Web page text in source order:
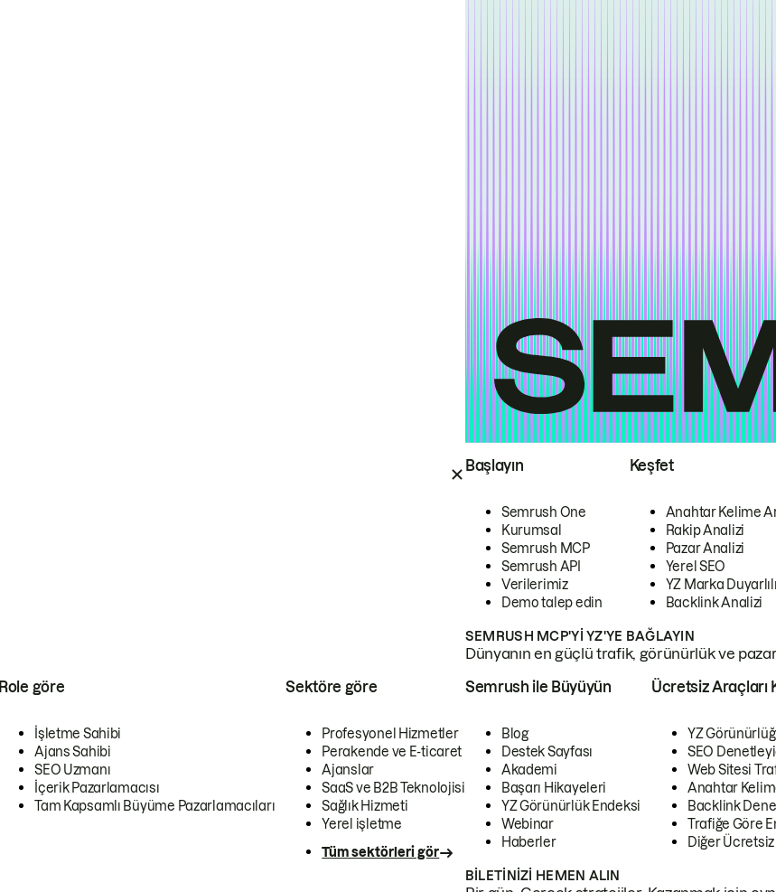
Başlayın
Semrush One
Kurumsal
Semrush MCP
Semrush API
Verilerimiz
Demo talep edin
Keşfet
Anahtar Kelime
Rakip Analizi
Pazar Analizi
Yerel SEO
YZ Marka
Backlink Analizi
SEMRUSH MCP'YI YZ'YE BAĞLAYIN
Dünyanın en güçlü trafik, görünürlük ve
Role göre
İşletme Sahibi
Ajans Sahibi
SEO Uzmanı
İçerik Pazarlamacısı
Tam Kapsamlı Büyüme Pazarlamacıları
Sektöre göre
Profesyonel Hizmetler
Perakende ve E-ticaret
Ajanslar
SaaS ve B2B Teknolojisi
Sağlık Hizmeti
Yerel işletme
Tüm sektörleri gör
Semrush ile Büyüyün
Blog
Destek Sayfası
Akademi
Başarı Hikayeleri
YZ Görünürlük Endeksi
Webinar
Haberler
Ücretsiz Araçları
YZ
SEO
Web Sitesi
Anahtar
Backlink
Trafiğe Göre
Diğer
BILETINIZI HEMEN ALIN